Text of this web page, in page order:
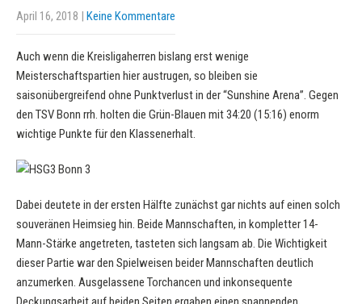
April 16, 2018 | Keine Kommentare
Auch wenn die Kreisligaherren bislang erst wenige
Meisterschaftspartien hier austrugen, so bleiben sie
saisonübergreifend ohne Punktverlust in der “Sunshine Arena”. Gegen
den TSV Bonn rrh. holten die Grün-Blauen mit 34:20 (15:16) enorm
wichtige Punkte für den Klassenerhalt.
Dabei deutete in der ersten Hälfte zunächst gar nichts auf einen solch
souveränen Heimsieg hin. Beide Mannschaften, in kompletter 14-
Mann-Stärke angetreten, tasteten sich langsam ab. Die Wichtigkeit
dieser Partie war den Spielweisen beider Mannschaften deutlich
anzumerken. Ausgelassene Torchancen und inkonsequente